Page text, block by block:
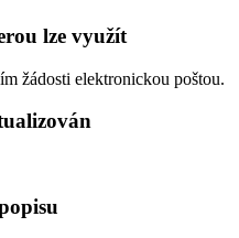
lze využít
žádosti elektronickou poštou.